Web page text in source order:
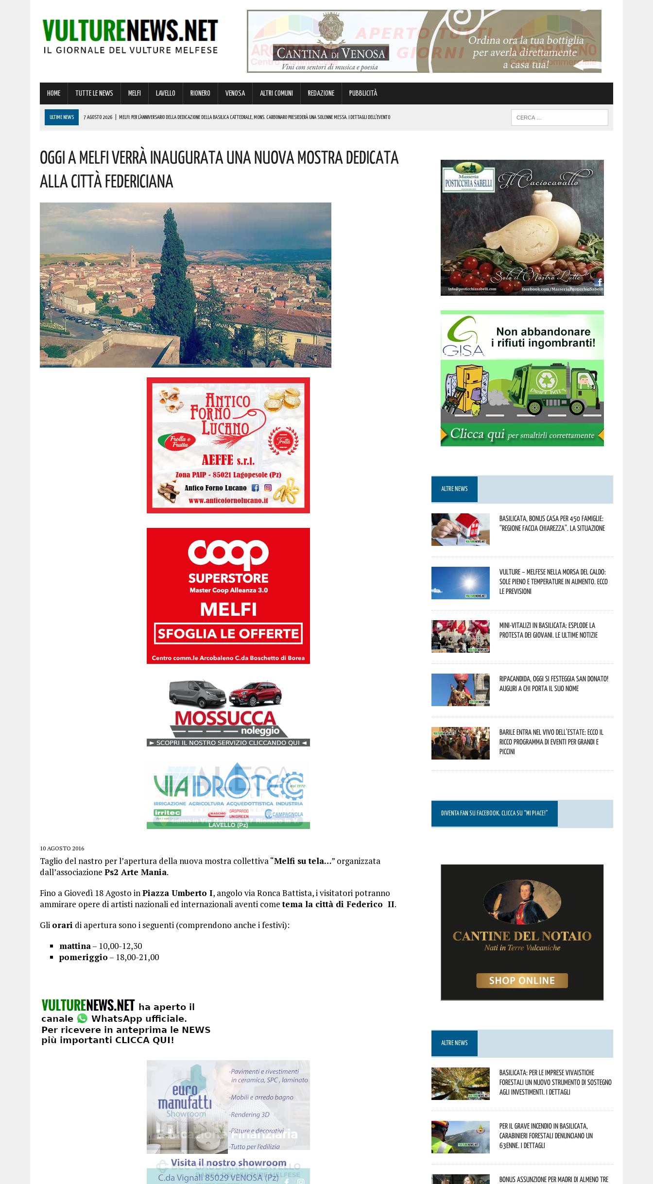
HOME TUTTE LE NEWS MELFI LAVELLO RIONERO VENOSA ALTRI COMUNI REDAZIONE PUBBLICITÀ
ULTIME NEWS 7 AGOSTO 2026 MELFI: PER L’ANNIVERSARIO DELLA DEDICAZIONE DELLA BASILICA CATTEDRALE, MONS. CARBONARO PRESIEDERÀ UNA SOLENNE MESSA. I DETTAGLI DELL’EVENTO
BARDI RICEVE L’ONOREVOLE ALDO MATTIA PER FARE IL PUNTO SU QUESTE EMERGENZE E OPPORTUNITÀ STRATEGICHE CHE INTERESSANO IL TERRITORIO LUCANO. I DETTAGLI
7 AGOSTO 2026 | RIONERO CELEBRA L’AMATISSIMA MADONNA DEL CARMELO: I CONCERTI DEI DIK DIK E DI GABBANI PER IL GRAN FINALE! I DETTAGLI
7 AGOSTO 2026 BENZINA ANNACQUATA E GASOLIO SPORCO, UN IMPIANTO SU CINQUE NON È IN REGOLA: “IL PROBLEMA RIGUARDA L’INTERO TERRITORIO NAZIONALE”! I DETTAGLI
OGGI A MELFI VERRÀ INAUGURATA UNA NUOVA MOSTRA DEDICATA
ALLA CITTÀ FEDERICIANA
10 AGOSTO 2016
Taglio del nastro per l’apertura della nuova mostra collettiva “Melfi su tela…” organizzata
dall’associazione Ps2 Arte Mania.
Fino a Giovedì 18 Agosto inPiazza Umberto I, angolo via Ronca Battista, i visitatori potranno
ammirare opere di artisti nazionali ed internazionali aventi cometema la città di Federico II.
Gli orari di apertura sono i seguenti (comprendono anche i festivi):
mattina– 10,00-12,30
pomeriggio – 18,00-21,00
ALTRE NEWS
Basilicata, Bonus casa per 450 famiglie:
“Regione faccia chiarezza”. La situazione
Vulture – melfese nella morsa del caldo:
sole pieno e temperature in aumento. Ecco
le previsioni
Mini-vitalizi in Basilicata: esplode la
protesta dei giovani. Le ultime notizie
Ripacandida, oggi si festeggia San Donato!
Auguri a chi porta il suo nome
Barile entra nel vivo dell’estate: ecco il
ricco programma di eventi per grandi e
piccini
DIVENTA FAN SU FACEBOOK, CLICCA SU “MI PIACE!”
ALTRE NEWS
Basilicata: per le imprese vivaistiche
forestali un nuovo strumento di sostegno
agli investimenti. I dettagli
Per il grave incendio in Basilicata,
Carabinieri forestali denunciano un
63enne. I dettagli
Bonus assunzione per madri di almeno tre